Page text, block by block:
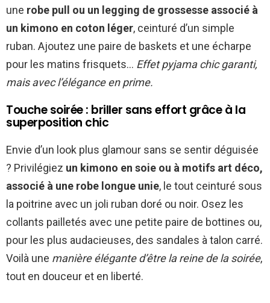
une robe pull ou un legging de grossesse associé à
un kimono en coton léger, ceinturé d’un simple
ruban. Ajoutez une paire de baskets et une écharpe
pour les matins frisquets… Effet pyjama chic garanti,
mais avec l’élégance en prime.
Touche soirée : briller sans effort grâce à la
superposition chic
Envie d’un look plus glamour sans se sentir déguisée
? Privilégiez un kimono en soie ou à motifs art déco,
associé à une robe longue unie, le tout ceinturé sous
la poitrine avec un joli ruban doré ou noir. Osez les
collants pailletés avec une petite paire de bottines ou,
pour les plus audacieuses, des sandales à talon carré.
Voilà une manière élégante d’être la reine de la soirée,
tout en douceur et en liberté.